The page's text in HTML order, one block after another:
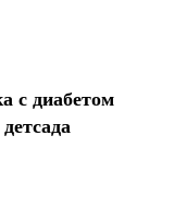
с диабетом